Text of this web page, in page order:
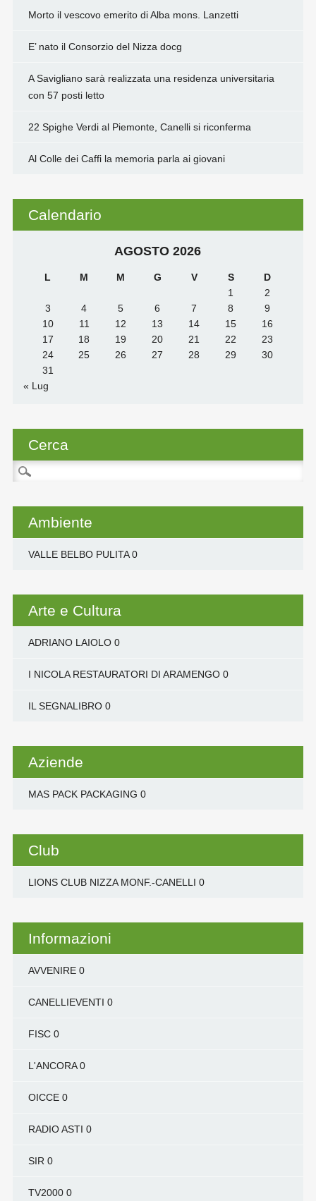
Morto il vescovo emerito di Alba mons. Lanzetti
E’ nato il Consorzio del Nizza docg
A Savigliano sarà realizzata una residenza universitaria
con 57 posti letto
22 Spighe Verdi al Piemonte, Canelli si riconferma
Al Colle dei Caffi la memoria parla ai giovani
Calendario
AGOSTO 2026
L M M G V S
D
1
2
3
4 5 6 7 8
9
10
11 12 13 14 15
16
17
18 19 20 21 22
23
24
25 26 27 28 29
30
31
« Lug
Cerca
Ricerca
per:
Ambiente
VALLE BELBO PULITA0
Arte e Cultura
ADRIANO LAIOLO0
I NICOLA RESTAURATORI DI ARAMENGO0
IL SEGNALIBRO0
Aziende
MAS PACK PACKAGING 0
Club
LIONS CLUB NIZZA MONF.-CANELLI 0
Informazioni
AVVENIRE0
CANELLIEVENTI 0
FISC0
L'ANCORA0
OICCE0
RADIO ASTI 0
SIR 0
TV20000